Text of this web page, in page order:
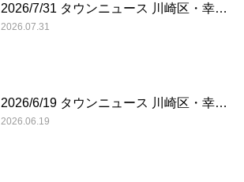
2026/7/31 タウンニュース 川崎区・幸…
2026.07.31
2026/6/19 タウンニュース 川崎区・幸…
2026.06.19